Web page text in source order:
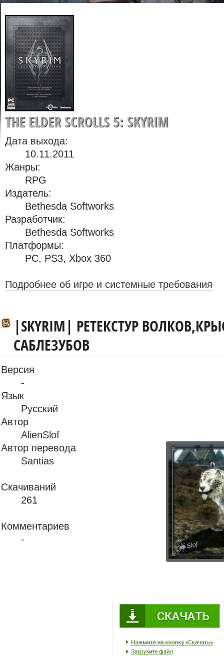
THE ELDER SCROLLS 5: SKYRIM
Дата выхода:
10.11.2011
Жанры:
RPG
Издатель:
Bethesda Softworks
Разработчик:
Bethesda Softworks
Платформы:
PC, PS3, Xbox 360
Подробнее об игре и системные требования
|SKYRIM| РЕТЕКСТУР
САБЛЕЗУБОВ
Версия
-
Язык
Русский
Автор
AlienSlof
Автор перевода
Santias
Скачиваний
261
Комментариев
-